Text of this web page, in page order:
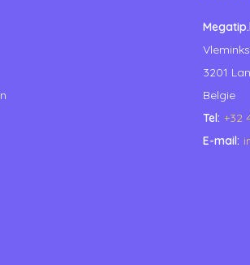
3201
Belgie
Tel: +32
E-mail: